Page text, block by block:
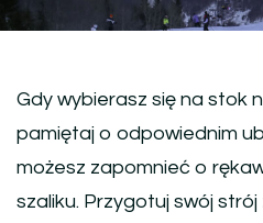
Gdy wybierasz się na stok
pamiętaj o odpowiednim
możesz zapomnieć o
szaliku. Przygotuj swój